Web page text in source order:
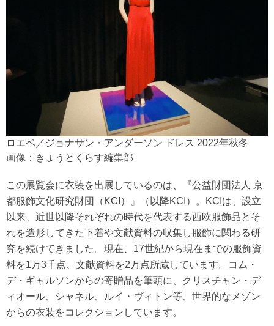
ロエベ／ジョナサン・アンダーソン ドレス 2022年秋冬
画像：きょうとくらす編集部
この展覧会に衣装を出展しているのは、『公益財団法人 京
都服飾文化研究財団（KCI）』（以降KCI）。KCIは、設立
以来、近世以降それぞれの時代を代表する西欧服飾品とそ
れを造形してきた下着や文献資料の収集し服飾に関わる研
究を続けてきました。現在、17世紀から現在までの服飾資
料を1万3千点、文献資料を2万点所蔵しています。コム・
デ・ギャルソンからの寄贈品を筆頭に、クリスチャン・デ
ィオール、シャネル、ルイ・ヴィトン等、世界的なメゾン
からの衣装をコレクションしています。